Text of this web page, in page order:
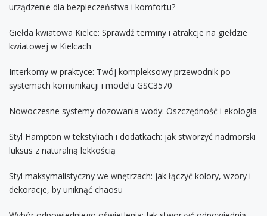
urządzenie dla bezpieczeństwa i komfortu?
Giełda kwiatowa Kielce: Sprawdź terminy i atrakcje na giełdzie
kwiatowej w Kielcach
Interkomy w praktyce: Twój kompleksowy przewodnik po
systemach komunikacji i modelu GSC3570
Nowoczesne systemy dozowania wody: Oszczędność i ekologia
Styl Hampton w tekstyliach i dodatkach: jak stworzyć nadmorski
luksus z naturalną lekkością
Styl maksymalistyczny we wnętrzach: jak łączyć kolory, wzory i
dekoracje, by uniknąć chaosu